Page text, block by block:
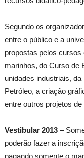
Segundo os
entre o público e a
propostas pelos
marinhos, do Curso de
unidades industriais,
Petróleo, a criação
entre outros projetos
Vestibular 2013 –
poderão fazer a
pagando somente o